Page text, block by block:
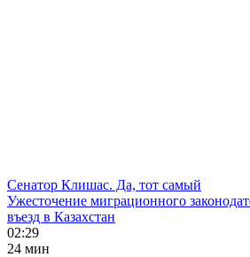
Сенатор Клишас. Да, тот самый
Ужесточение миграционного
въезд в Казахстан
02:29
24 мин